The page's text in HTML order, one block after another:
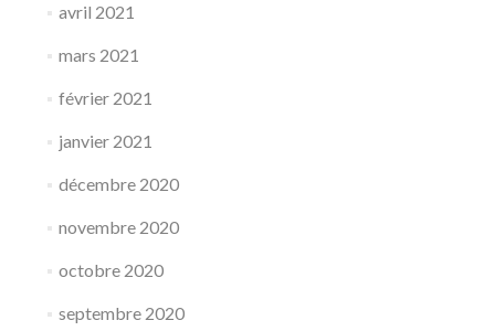
avril 2021
mars 2021
février 2021
janvier 2021
décembre 2020
novembre 2020
octobre 2020
septembre 2020